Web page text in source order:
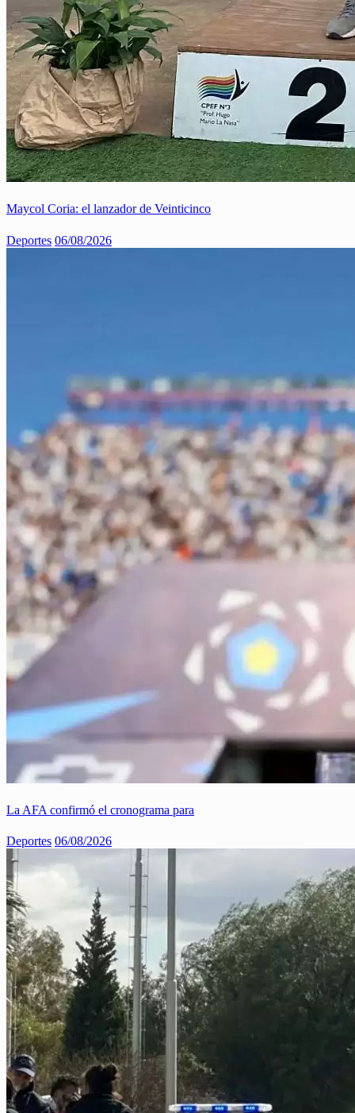
Maycol Coria: el lanzador de Veinticinco
Deportes 06/08/2026
La AFA confirmó el cronograma para
Deportes 06/08/2026